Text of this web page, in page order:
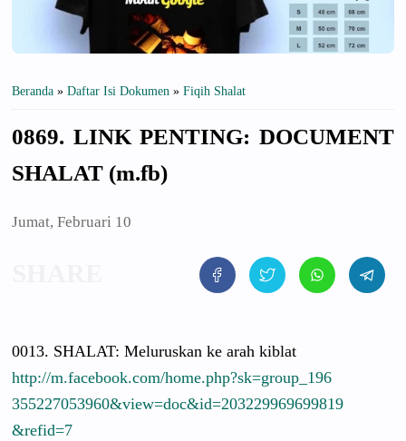
Beranda » Daftar Isi Dokumen » Fiqih Shalat
0869. LINK PENTING: DOCUMENT
SHALAT (m.fb)
Jumat, Februari 10
0013. SHALAT: Meluruskan ke arah kiblat
http://m.facebook.com/home.php?sk=group_196
355227053960&view=doc&id=203229969699819
&refid=7